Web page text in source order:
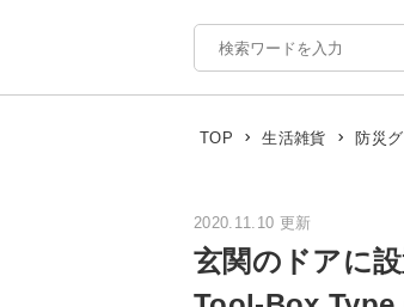
TOP 生活雑貨 防災
2020.11.10 更新
玄関のドアに